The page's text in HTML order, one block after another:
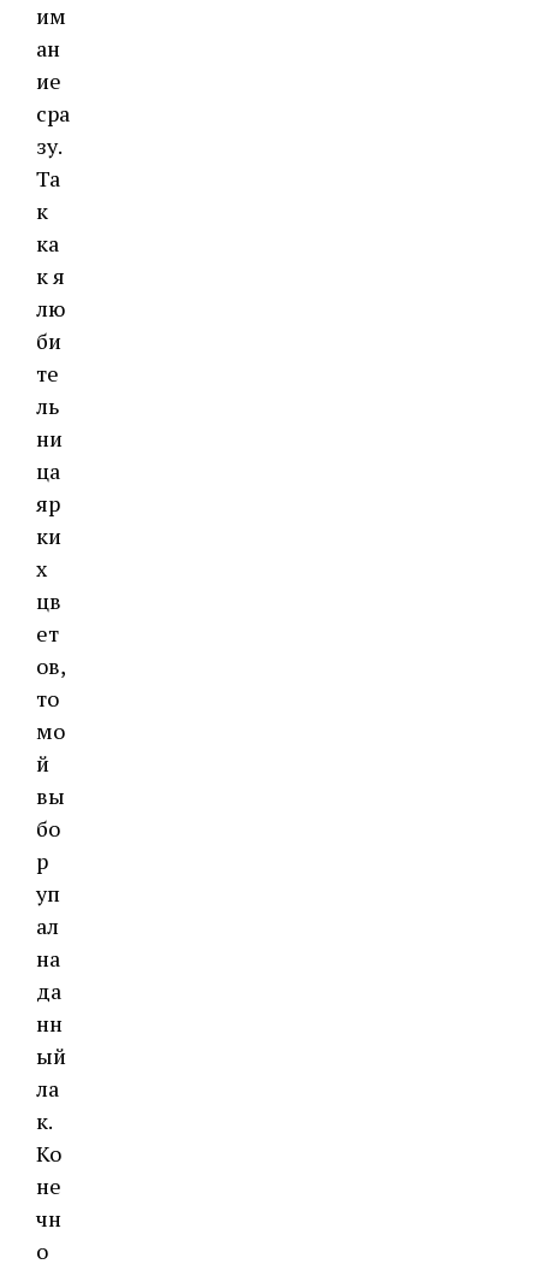
им
ан
ие
сра
зу.
Та
к
ка
к я
лю
би
те
ль
ни
ца
яр
ки
х
цв
ет
ов,
то
мо
й
вы
бо
р
уп
ал
на
да
нн
ый
ла
к.
Ко
не
чн
о